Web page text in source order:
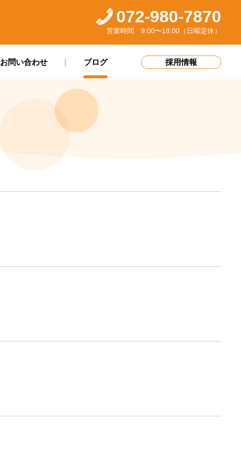
072-980-7870
営業時間 9:00〜18:00（日曜定休）
お問い合わせ ブログ 採用情報